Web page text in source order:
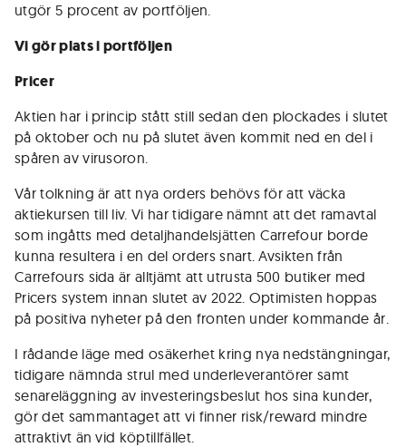
utgör 5 procent av portföljen.
Vi gör plats i portföljen
Pricer
Aktien har i princip stått still sedan den plockades i slutet
på oktober och nu på slutet även kommit ned en del i
spåren av virusoron.
Vår tolkning är att nya orders behövs för att väcka
aktiekursen till liv. Vi har tidigare nämnt att det ramavtal
som ingåtts med detaljhandelsjätten Carrefour borde
kunna resultera i en del orders snart. Avsikten från
Carrefours sida är alltjämt att utrusta 500 butiker med
Pricers system innan slutet av 2022. Optimisten hoppas
på positiva nyheter på den fronten under kommande år.
I rådande läge med osäkerhet kring nya nedstängningar,
tidigare nämnda strul med underleverantörer samt
senareläggning av investeringsbeslut hos sina kunder,
gör det sammantaget att vi finner risk/reward mindre
attraktivt än vid köptillfället.